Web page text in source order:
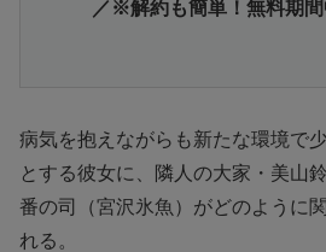
／※解約も簡単！無料期間
病気を抱えながらも新たな環境で
とする彼女に、隣人の大家・美山
番の司（宮沢氷魚）がどのように
れる。